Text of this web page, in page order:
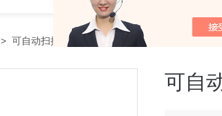
> 可自动扫描等离子表面处理仪--GSL1100XPJF-A
可自